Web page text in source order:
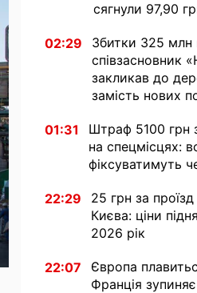
сягнули 97,90
02:29
Збитки 325 млн
співзасновник
закликав до
замість нових
01:31
Штраф 5100 грн
на спецмісцях:
фіксуватимуть
22:29
25 грн за
Києва: ціни
2026 рік
22:07
Європа
Франція